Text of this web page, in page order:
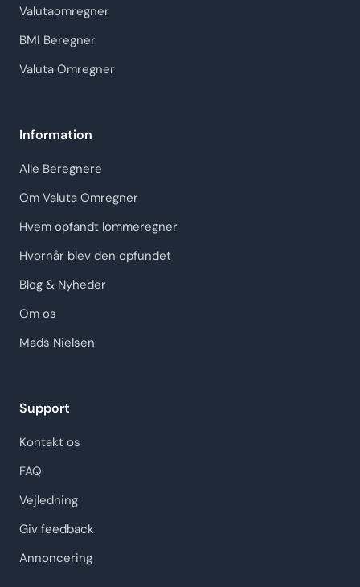
Valutaomregner
BMI Beregner
Valuta Omregner
Information
Alle Beregnere
Om Valuta Omregner
Hvem opfandt lommeregner
Hvornår blev den opfundet
Blog & Nyheder
Om os
Mads Nielsen
Support
Kontakt os
FAQ
Vejledning
Giv feedback
Annoncering